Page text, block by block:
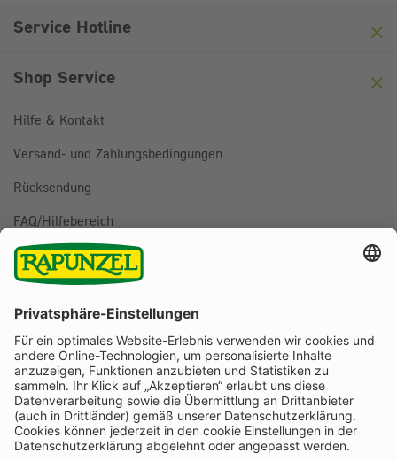
Service Hotline
Shop Service
Hilfe & Kontakt
Versand- und Zahlungsbedingungen
Rücksendung
FAQ/Hilfebereich
BESTELLUNG WIDERRUFEN
Rapunzel Naturkost auf Facebook
Rapunzel Naturkost auf Instagram
Rapunzel Naturkost auf YouTube
Rapunzel Naturkost auf Pinterest
Rapunzel Naturkost auf LinkedIn
Informationen